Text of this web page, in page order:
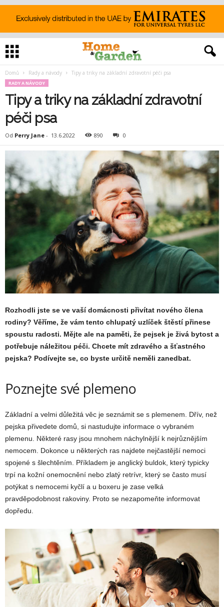
Domů Rady a návody Tipy a triky na základní zdravotní péči psa
RADY A NÁVODY
Tipy a triky na základní zdravotní
péči psa
Od Perry Jane - 13.6.2022 890 0
Rozhodli jste se ve vaší domácnosti přivítat nového člena
rodiny? Věříme, že vám tento chlupatý uzlíček štěstí přinese
spoustu radosti. Mějte ale na paměti, že pejsek je živá bytost a
potřebuje náležitou péči. Chcete mít zdravého a šťastného
pejska? Podívejte se, co byste určitě neměli zanedbat.
Poznejte své plemeno
Základní a velmi důležitá věc je seznámit se s plemenem. Dřív, než
pejska přivedete domů, si nastudujte informace o vybraném
plemenu. Některé rasy jsou mnohem náchylnější k nejrůznějším
nemocem. Dokonce u některých ras najdete nejčastější nemoci
spojené s šlechtěním. Příkladem je anglický buldok, který typicky
trpí na kožní onemocnění nebo zlatý retrívr, který se často musí
potýkat s nemocemi kyčlí a u boxeru je zase velká
pravděpodobnost rakoviny. Proto se nezapomeňte informovat
dopředu.